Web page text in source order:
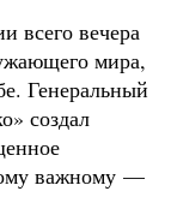
всего вечера
мира,
Генеральный
создал
важному —